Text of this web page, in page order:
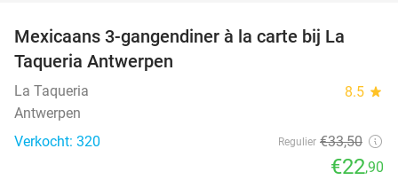
32%
Mexicaans 3-gangendiner à la carte bij La
Taqueria Antwerpen
La Taqueria 8.5 star
Antwerpen
Verkocht: 320
Regulier €33,50
€22,90